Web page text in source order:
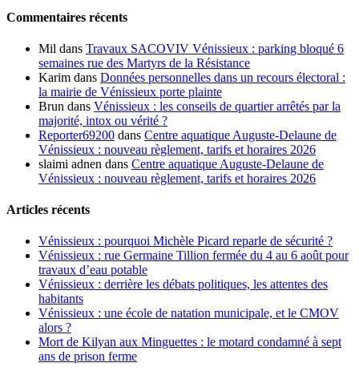
Commentaires récents
Mil dans Travaux SACOVIV Vénissieux : parking bloqué 6
semaines rue des Martyrs de la Résistance
Karim dans Données personnelles dans un recours électoral :
la mairie de Vénissieux porte plainte
Brun dans Vénissieux : les conseils de quartier arrêtés par la
majorité, intox ou vérité ?
Reporter69200 dans Centre aquatique Auguste-Delaune de
Vénissieux : nouveau règlement, tarifs et horaires 2026
slaimi adnen dans Centre aquatique Auguste-Delaune de
Vénissieux : nouveau règlement, tarifs et horaires 2026
Articles récents
Vénissieux : pourquoi Michèle Picard reparle de sécurité ?
Vénissieux : rue Germaine Tillion fermée du 4 au 6 août pour
travaux d’eau potable
Vénissieux : derrière les débats politiques, les attentes des
habitants
Vénissieux : une école de natation municipale, et le CMOV
alors ?
Mort de Kilyan aux Minguettes : le motard condamné à sept
ans de prison ferme